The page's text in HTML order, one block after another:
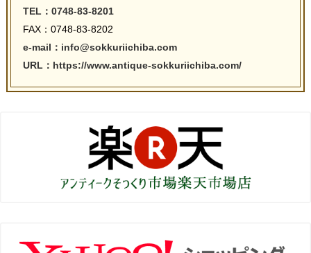
TEL：0748-83-8201
FAX：0748-83-8202
e-mail：info@sokkuriichiba.com
URL：https://www.antique-sokkuriichiba.com/